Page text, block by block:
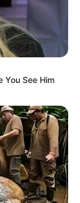
You See Him